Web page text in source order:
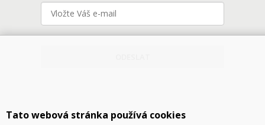
Tato webová stránka používá cookies